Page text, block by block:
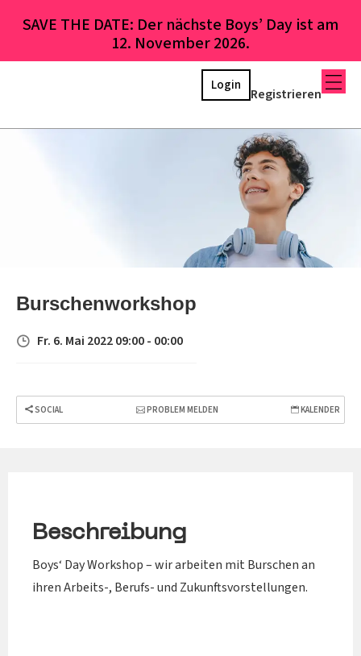
SAVE THE DATE: Der nächste Boys’ Day ist am
12. November 2026.
Registrieren
Login
Burschenworkshop
Fr. 6. Mai 2022 09:00 - 00:00
SOCIAL PROBLEM MELDEN KALENDER
Beschreibung
Boys‘ Day Workshop – wir arbeiten mit Burschen an
ihren Arbeits-, Berufs- und Zukunftsvorstellungen.